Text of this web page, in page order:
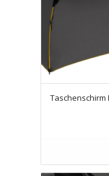
Taschenschirm